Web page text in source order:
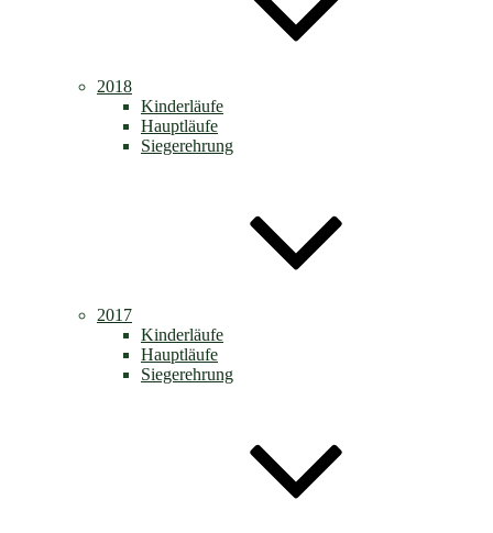
2018
Kinderläufe
Hauptläufe
Siegerehrung
2017
Kinderläufe
Hauptläufe
Siegerehrung